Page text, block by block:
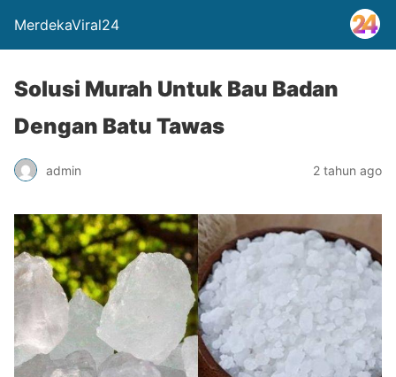
MerdekaViral24
Solusi Murah Untuk Bau Badan
Dengan Batu Tawas
admin 2 tahun ago